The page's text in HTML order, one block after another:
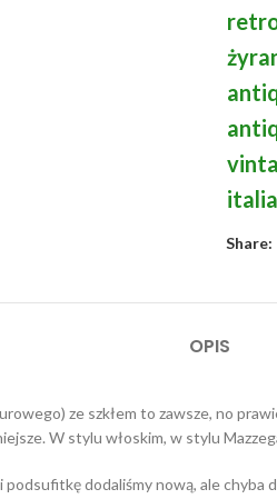
Share:
OPIS
ze szkłem to zawsze, no
W stylu włoskim, w stylu
dodaliśmy nową, ale